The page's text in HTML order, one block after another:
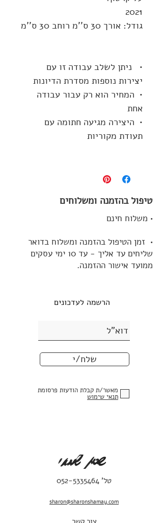
2021
גודל: אורך 30 ס''מ רוחב 30 ס''מ
• ניתן לשלב עבודה זו עם
יצירות נוספות מסדרת הדיונות
• המחיר הוא רק עבור עבודה
אחת
• היצירה מגיעה חתומה עם
תעודת מקוריות
טיפול בהזמנה ומשלוחים
• משלוח חינם
• זמן הטיפול בהזמנה ומשלוח בדואר
שליחים עד אליך - עד 10 ימי עסקים
ממועד אישור ההזמנה.
הרשמה לעדכונים
שלח/י
מאשר/ת קבלת הודעות פרסומת
תנאי שימוש
טל' 052-5335464
sharon@sharonshamay.com